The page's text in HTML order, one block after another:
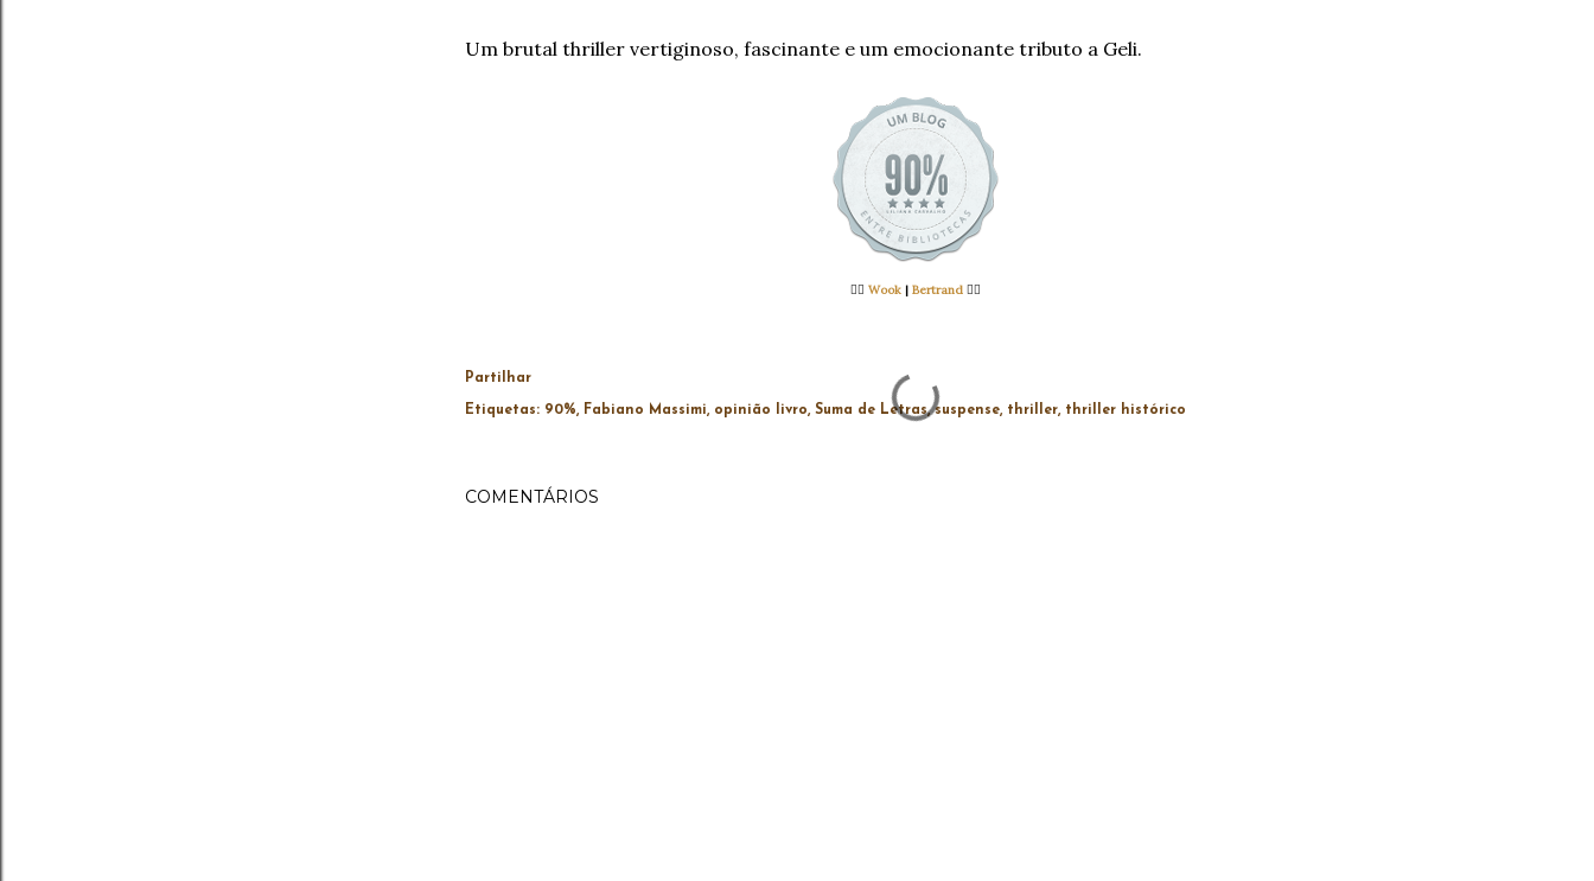
Um brutal thriller vertiginoso, fascinante e um emocionante tributo a Geli.
👉🏻 Wook | Bertrand 👈🏻
Partilhar
Etiquetas: 90% Fabiano Massimi opinião livro Suma de Letras suspense thriller thriller histórico
COMENTÁRIOS